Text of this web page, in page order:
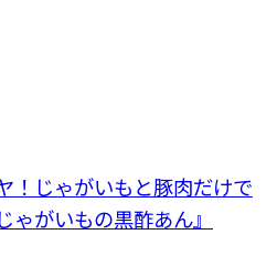
！じゃがいもと豚肉だけで
ゃがいもの黒酢あん』